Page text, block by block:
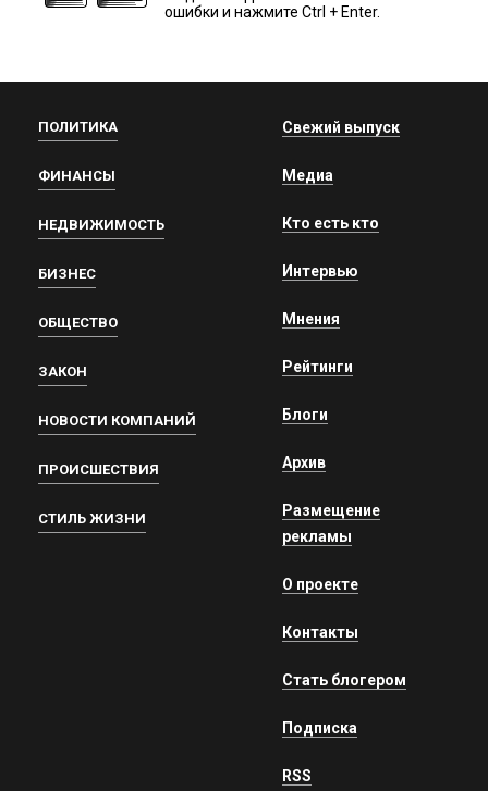
ошибки и нажмите Ctrl + Enter.
ПОЛИТИКА
ФИНАНСЫ
НЕДВИЖИМОСТЬ
БИЗНЕС
ОБЩЕСТВО
ЗАКОН
НОВОСТИ КОМПАНИЙ
ПРОИСШЕСТВИЯ
СТИЛЬ ЖИЗНИ
Свежий выпуск
Медиа
Кто есть кто
Интервью
Мнения
Рейтинги
Блоги
Архив
Размещение
рекламы
О проекте
Контакты
Стать блогером
Подписка
RSS